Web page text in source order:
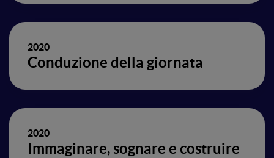
2020
Conduzione della giornata
2020
Immaginare, sognare e costruire